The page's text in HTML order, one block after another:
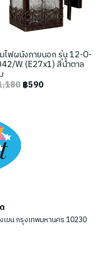
ไฟผนังภายนอก รุ่น 12-O-
W (E27x1) สีน้ำตาล
฿590
ขน กรุงเทพมหานคร 10230